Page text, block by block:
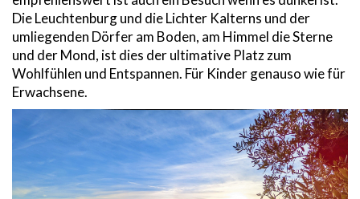
Die Leuchtenburg und die Lichter Kalterns und der
umliegenden Dörfer am Boden, am Himmel die Sterne
und der Mond, ist dies der ultimative Platz zum
Wohlfühlen und Entspannen. Für Kinder genauso wie für
Erwachsene.